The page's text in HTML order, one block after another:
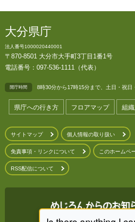
大分県庁
法人番号1000020440001
〒870-8501 大分市大手町3丁目1番1号
電話番号：097-536-1111（代表）
開庁時間 8時30分から17時15分まで、土日・祝日
県庁への行き方 フロアマップ 組
サイトマップ 個人情報の取り扱い
免責事項・リンクについて このホームペ
RSS配信について